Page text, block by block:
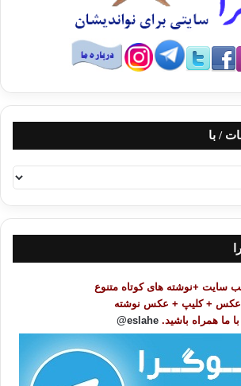
/ با
سایت +نوشته های کوتاه متنوع
عکس + کلیپ + عکس نوشته
با ما همراه باشید. eslahe@